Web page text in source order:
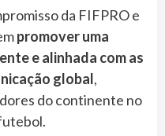
da FIFPRO e
promover uma
e alinhada com as
global,
do continente no